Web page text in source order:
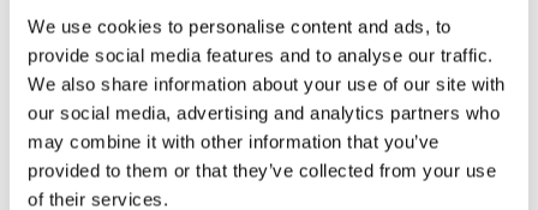
We use cookies to personalise content and ads, to
provide social media features and to analyse our traffic.
We also share information about your use of our site with
our social media, advertising and analytics partners who
may combine it with other information that you’ve
provided to them or that they’ve collected from your use
of their services.
Vi er forbundet til familien, fra øjeblikket vi bliver undfanget:
Gennem dna, navlestrenge og idéen om, at blod flyder tykkere end
vand. Så hvordan forklarer man, når...
Læs mere
Retrograd – en dokumentarfilm om at forsone sig med fortidens
svigt
Formidling
150.000